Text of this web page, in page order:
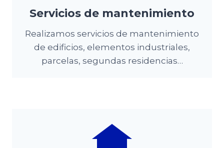
Servicios de mantenimiento
Realizamos servicios de mantenimiento
de edificios, elementos industriales,
parcelas, segundas residencias…